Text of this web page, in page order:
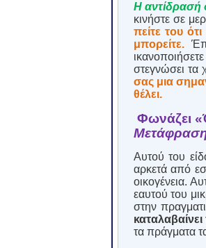
Η αντίδρασή
κινήστε σε
πείτε του
μπορείτε.
στεγνώσει τα
σας μια
θέλει.
Φωνάζει
Αυτού του
αρκετά από
οικογένεια.
εαυτού του
στην
τα πράγματα